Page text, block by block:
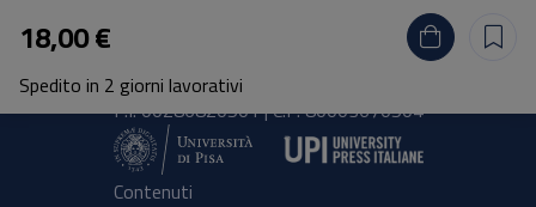
18,00 €
Spedito in 2 giorni lavorativi
Lungarno Pacinotti 43/44 56126 Pisa
emailpress@unipi.it
P.I. 00286820501 | C.F: 80003670504
Contenuti